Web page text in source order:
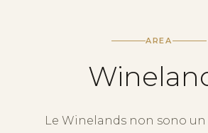
AREA
Le Winelands non sono un